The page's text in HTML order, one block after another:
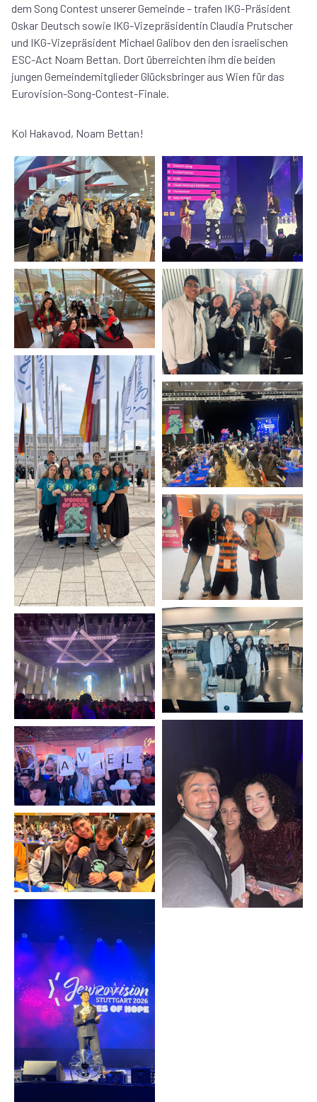
dem Song Contest unserer Gemeinde – trafen IKG-Präsident
Oskar Deutsch sowie IKG-Vizepräsidentin Claudia Prutscher
und IKG-Vizepräsident Michael Galibov den den israelischen
ESC-Act Noam Bettan. Dort überreichten ihm die beiden
jungen Gemeindemitglieder Glücksbringer aus Wien für das
Eurovision-Song-Contest-Finale.
Kol Hakavod, Noam Bettan!